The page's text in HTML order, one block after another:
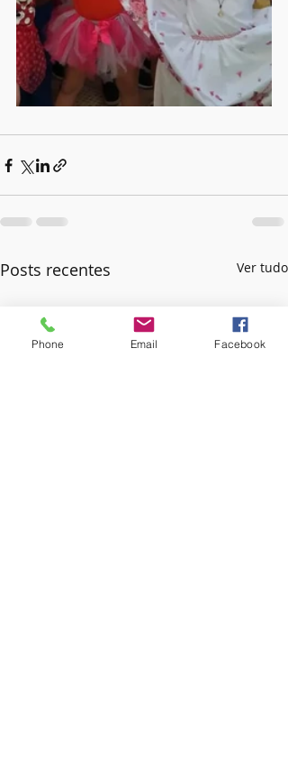
Posts recentes Ver tudo
Phone Email Facebook